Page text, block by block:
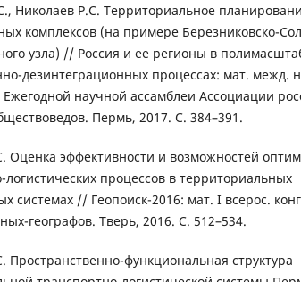
Николаев Р.С. Территориальное
комплексов (на примере Березниковско-
узла) // Россия и ее регионы в
дезинтеграционных процессах: мат. межд.
научной ассамблеи Ассоциации
Пермь, 2017. С. 384–391.
Оценка эффективности и возможностей
логистических процессов в территориальных
системах // Геопоиск-2016: мат. I всерос.
географов. Тверь, 2016. С. 512–534.
Пространственно-функциональная структура